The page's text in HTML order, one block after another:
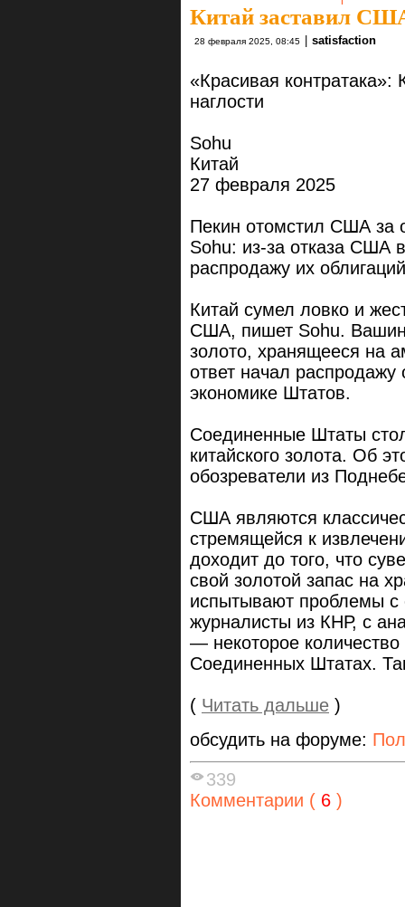
Китай заставил
28 февраля 2025, 08:45 satisfaction
«Красивая
наглости
Sohu
Китай
27 февраля 2025
Пекин отомстил США за
Sohu: из-за отказа США
распродажу их облигаций
Китай сумел ловко и
США, пишет Sohu.
золото, хранящееся на
ответ начал распродажу
экономике Штатов.
Соединенные Штаты
китайского золота. Об
обозреватели из
США являются
стремящейся к
доходит до того, что
свой золотой запас на
испытывают проблемы с
журналисты из КНР, с
— некоторое количество
Соединенных Штатах.
( Читать дальше )
обсудить на форуме:
339
Комментарии ( 6 )